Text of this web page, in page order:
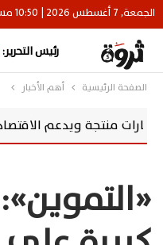
الجمعة, 7 أغسطس 2026 | 10:50 مساءً
رئيس التحرير:
الصفحة الرئيسية أهم الأخبار
ويدعم الاقتصاد